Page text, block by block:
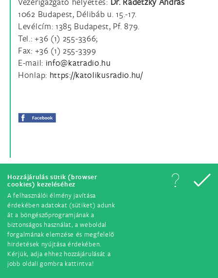
Hozzájárulás sütik (browser
cookies) kezeléséhez
A felhasználói élmény javítása
érdekében adatokat (sütiket) adunk
át a böngészőprogramjának a
biztonságos használat, a weboldal
forgalmának elemzése és megfelelő
hirdetések nyújtása érdekében.
Kérjük, adja ehhez hozzájárulását a
jobb oldali gombra kattintva!
1062 Budapest, Délibáb u. 15.-17.
Levélcím: 1385 Budapest, Pf. 879.
Tel.: +36 (1) 255-3366;
Fax: +36 (1) 255-3399
E-mail:
Honlap: https://katolikusradio.hu/
© Minden jog fenntartva. 2018.